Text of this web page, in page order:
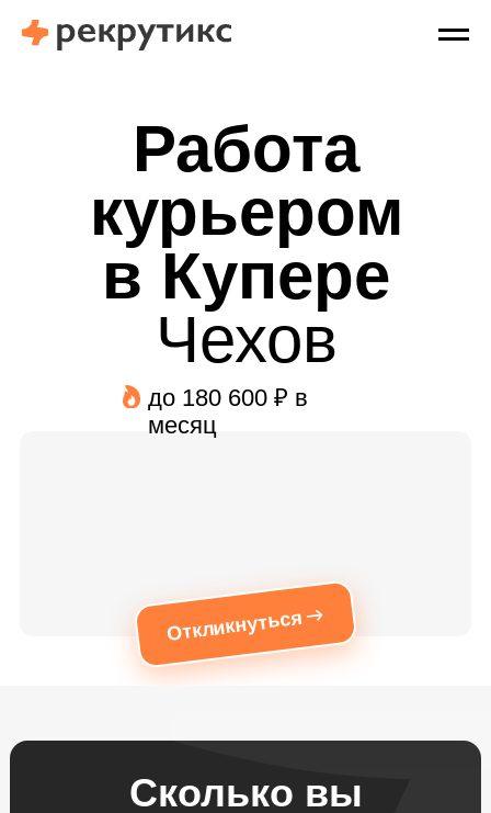
Работа
курьером
в Купере
Чехов
Откликнуться
до 180 600 ₽ в
месяц
Сколько вы